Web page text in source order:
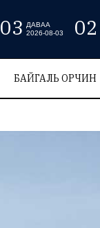
03
ДАВАА
2026-08-03
02
БАЙГАЛЬ ОРЧИН